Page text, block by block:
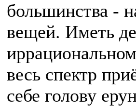
большинства -
вещей. Иметь
весь спектр
себе голову